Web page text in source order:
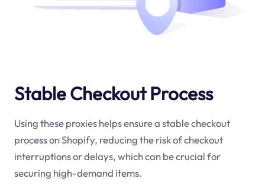
Stable Checkout Process
Using these proxies helps ensure a stable checkout
process on Shopify, reducing the risk of checkout
interruptions or delays, which can be crucial for
securing high-demand items.